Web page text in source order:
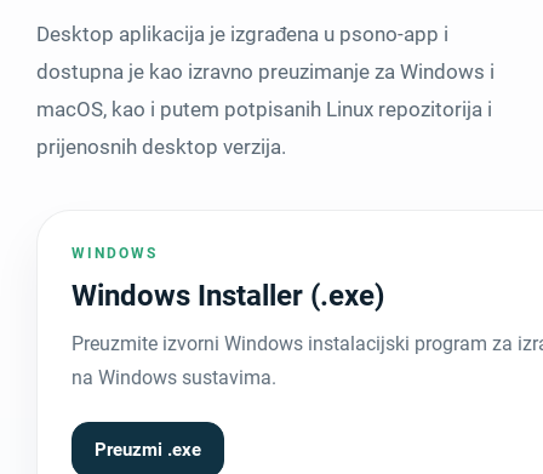
Desktop aplikacija je izgrađena u psono-app i
dostupna je kao izravno preuzimanje za Windows i
macOS, kao i putem potpisanih Linux repozitorija i
prijenosnih desktop verzija.
WINDOWS
Windows Installer (.exe)
Preuzmite izvorni Windows instalacijski program za
na Windows sustavima.
Preuzmi .exe